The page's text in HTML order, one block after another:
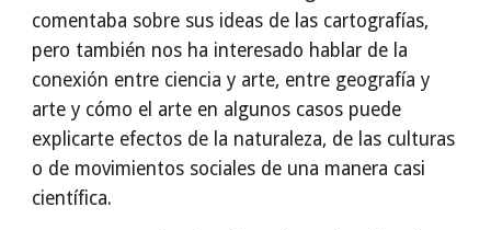
comentaba sobre sus ideas de las cartografías,
pero también nos ha interesado hablar de la
conexión entre ciencia y arte, entre geografía y
arte y cómo el arte en algunos casos puede
explicarte efectos de la naturaleza, de las culturas
o de movimientos sociales de una manera casi
científica.